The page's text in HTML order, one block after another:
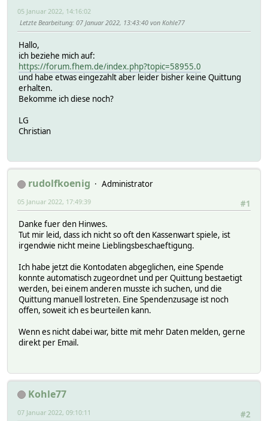
05 Januar 2022, 14:16:02
Letzte Bearbeitung: 07 Januar 2022, 13:43:40 von Kohle77
Hallo,
ich beziehe mich auf:
https://forum.fhem.de/index.php?topic=58955.0
und habe etwas eingezahlt aber leider bisher keine Quittung
erhalten.
Bekomme ich diese noch?
LG
Christian
rudolfkoenig
Administrator
#1
05 Januar 2022, 17:49:39
Danke fuer den Hinwes.
Tut mir leid, dass ich nicht so oft den Kassenwart spiele, ist
irgendwie nicht meine Lieblingsbeschaeftigung.
Ich habe jetzt die Kontodaten abgeglichen, eine Spende
konnte automatisch zugeordnet und per Quittung bestaetigt
werden, bei einem anderen musste ich suchen, und die
Quittung manuell lostreten. Eine Spendenzusage ist noch
offen, soweit ich es beurteilen kann.
Wenn es nicht dabei war, bitte mit mehr Daten melden, gerne
direkt per Email.
Kohle77
#2
07 Januar 2022, 09:10:11